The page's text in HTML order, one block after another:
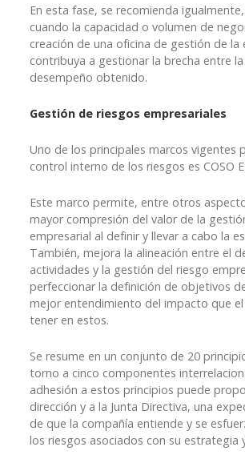
En esta fase, se recomienda
cuando la capacidad o volumen de
creación de una oficina de gestión de la
contribuya a gestionar la brecha entre
desempeño obtenido.
Gestión de riesgos empresariales
Uno de los principales marcos vigentes
control interno de los riesgos es COSO
Este marco permite, entre otros
mayor compresión del valor de la
empresarial al definir y llevar a cabo la
También, mejora la alineación entre el
actividades y la gestión del riesgo
perfeccionar la definición de objetivos
mejor entendimiento del impacto que
tener en estos.
Se resume en un conjunto de 20
torno a cinco componentes
adhesión a estos principios puede
dirección y a la Junta Directiva, una
de que la compañía entiende y se
los riesgos asociados con su estrategia